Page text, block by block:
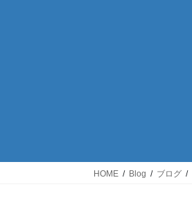
HOME Blog ブログ